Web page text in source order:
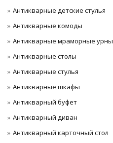
Антикварные детские стулья
Антикварные комоды
Антикварные мраморные урны
Антикварные столы
Антикварные стулья
Антикварные шкафы
Антикварный буфет
Антикварный диван
Антикварный карточный стол